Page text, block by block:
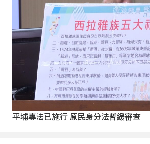
平埔專法已施行 原民身分法暫緩審查